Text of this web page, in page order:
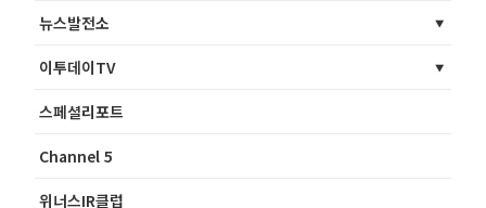
뉴스발전소
이투데이TV
스페셜리포트
Channel 5
위너스IR클럽